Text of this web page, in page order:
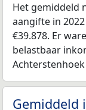
Het gemiddeld
aangifte in
€39.878. Er
belastbaar
Achterstenhoek
Gemiddeld